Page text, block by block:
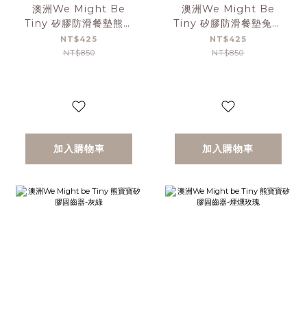
澳洲We Might Be
Tiny 矽膠防滑餐墊熊寶
寶-煙燻玫瑰
NT$425
NT$850
加入購物車
澳洲We Might Be
Tiny 矽膠防滑餐墊兔寶
寶-薄荷綠
NT$425
NT$850
加入購物車